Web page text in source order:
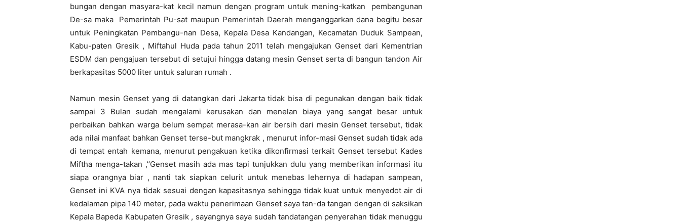
bungan dengan masyara-kat kecil namun dengan program untuk mening-katkan pembangunan
De-sa maka Pemerintah Pu-sat maupun Pemerintah Daerah menganggarkan dana begitu besar
untuk Peningkatan Pembangu-nan Desa, Kepala Desa Kandangan, Kecamatan Duduk Sampean,
Kabu-paten Gresik , Miftahul Huda pada tahun 2011 telah mengajukan Genset dari Kementrian
ESDM dan pengajuan tersebut di setujui hingga datang mesin Genset serta di bangun tandon Air
berkapasitas 5000 liter untuk saluran rumah .
Namun mesin Genset yang di datangkan dari Jakarta tidak bisa di pegunakan dengan baik tidak
sampai 3 Bulan sudah mengalami kerusakan dan menelan biaya yang sangat besar untuk
perbaikan bahkan warga belum sempat merasa-kan air bersih dari mesin Genset tersebut, tidak
ada nilai manfaat bahkan Genset terse-but mangkrak , menurut infor-masi Genset sudah tidak ada
di tempat entah kemana, menurut pengakuan ketika dikonfirmasi terkait Genset tersebut Kades
Miftha menga-takan ,’’Genset masih ada mas tapi tunjukkan dulu yang memberikan informasi itu
siapa orangnya biar , nanti tak siapkan celurit untuk menebas lehernya di hadapan sampean,
Genset ini KVA nya tidak sesuai dengan kapasitasnya sehingga tidak kuat untuk menyedot air di
kedalaman pipa 140 meter, pada waktu penerimaan Genset saya tan-da tangan dengan di saksikan
Kepala Bapeda Kabupaten Gresik , sayangnya saya sudah tandatangan penyerahan tidak menuggu